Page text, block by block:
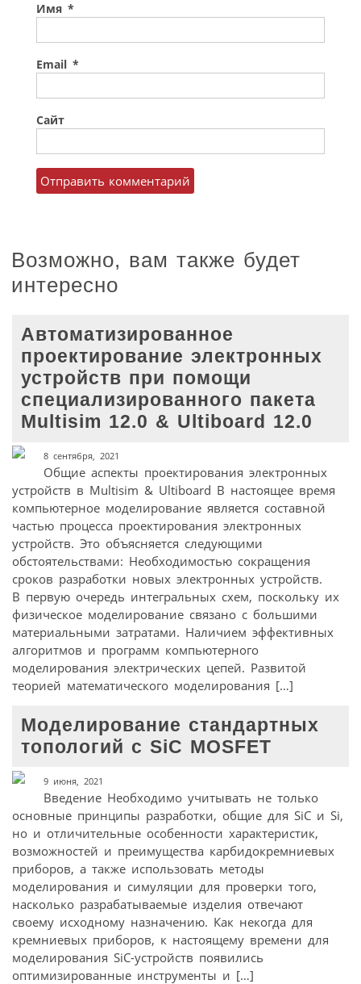
Имя *
Email *
Сайт
Возможно, вам также будет
интересно
Автоматизированное
проектирование электронных
устройств при помощи
специализированного пакета
Multisim 12.0 & Ultiboard 12.0
8 сентября, 2021
Общие аспекты проектирования электронных
устройств в Multisim & Ultiboard В настоящее время
компьютерное моделирование является составной
частью процесса проектирования электронных
устройств. Это объясняется следующими
обстоятельствами: Необходимостью сокращения
сроков разработки новых электронных устройств.
В первую очередь интегральных схем, поскольку их
физическое моделирование связано с большими
материальными затратами. Наличием эффективных
алгоритмов и программ компьютерного
моделирования электрических цепей. Развитой
теорией математического моделирования […]
Моделирование стандартных
топологий с SiC MOSFET
9 июня, 2021
Введение Необходимо учитывать не только
основные принципы разработки, общие для SiC и Si,
но и отличительные особенности характеристик,
возможностей и преимущества карбидокремниевых
приборов, а также использовать методы
моделирования и симуляции для проверки того,
насколько разрабатываемые изделия отвечают
своему исходному назначению. Как некогда для
кремниевых приборов, к настоящему времени для
моделирования SiC-устройств появились
оптимизированные инструменты и […]